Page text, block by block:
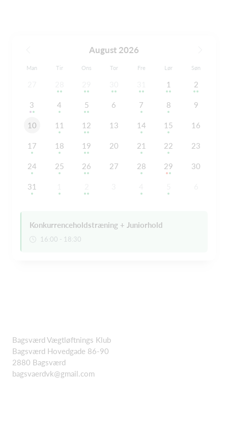
August 2026
Man Tir Ons Tor Fre Lør Søn
1 2
3 4 5 6 7 8 9
10 11 12 13 14 15 16
17 18 19 20 21 22 23
24 25 26 27 28 29 30
31
Konkurrenceholdstræning + Juniorhold
16:00 - 18:30
Bagsværd Vægtløftnings Klub
Bagsværd Hovedgade 86-90
2880 Bagsværd
bagsvaerdvk@gmail.com